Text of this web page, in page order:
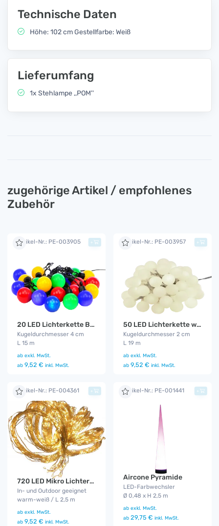
Technische Daten
Höhe: 102 cm Gestellfarbe: Weiß
Lieferumfang
1x Stehlampe ,,POM''
zugehörige Artikel / empfohlenes
Zubehör
Artikel-Nr.: PE-003905
20 LED Lichterkette Bunt
Kugeldurchmesser 4 cm
L 15 m
ab exkl. MwSt.
ab 9,52 € inkl. MwSt.
+ Artikel-Nr.: PE-003957
50 LED Lichterkette warm - weiß
Kugeldurchmesser 2 cm
L 19 m
ab exkl. MwSt.
ab 9,52 € inkl. MwSt.
+
Artikel-Nr.: PE-004361
720 LED Mikro Lichterbündel
In- und Outdoor geeignet
warm-weiß / L 2,5 m
ab exkl. MwSt.
ab 9,52 € inkl. MwSt.
+ Artikel-Nr.: PE-001441
Aircone Pyramide
LED-Farbwechsler
Ø 0,48 x H 2,5 m
ab exkl. MwSt.
ab 29,75 € inkl. MwSt.
+